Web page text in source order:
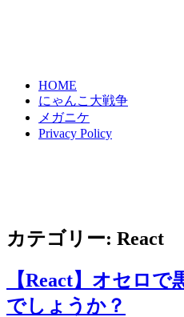
HOME
にゃんこ大戦争
メガニケ
Privacy Policy
カテゴリー: React
【React】オセロ
でしょうか？